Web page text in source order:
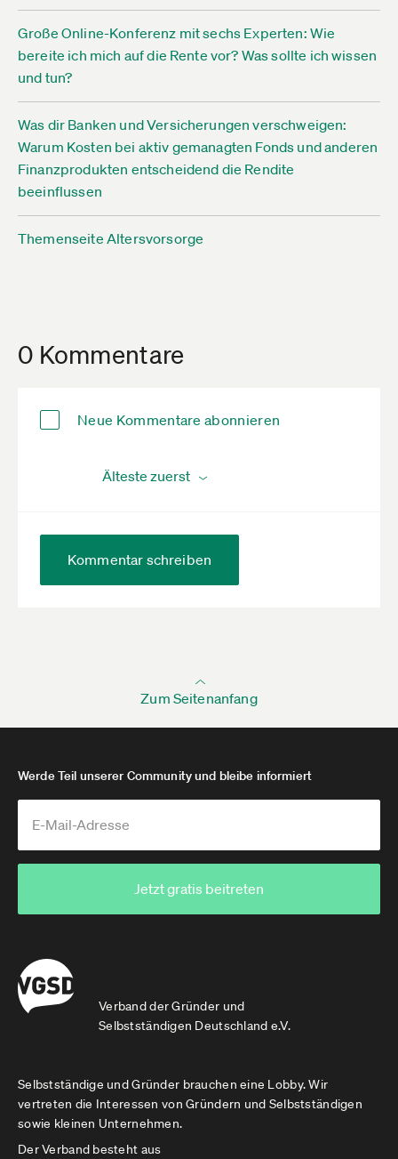
Große Online-Konferenz mit sechs Experten: Wie
bereite ich mich auf die Rente vor? Was sollte ich wissen
und tun?
Was dir Banken und Versicherungen verschweigen:
Warum Kosten bei aktiv gemanagten Fonds und anderen
Finanzprodukten entscheidend die Rendite
beeinflussen
Themenseite Altersvorsorge
0 Kommentare
Neue Kommentare abonnieren
Kommentar schreiben
Zum Seitenanfang
Verband der Gründer und
Selbstständigen Deutschland e.V.
Werde Teil unserer Community und bleibe informiert
Jetzt gratis beitreten
Selbstständige und Gründer brauchen eine Lobby. Wir
vertreten die Interessen von Gründern und Selbstständigen
sowie kleinen Unternehmen.
Der Verband besteht aus